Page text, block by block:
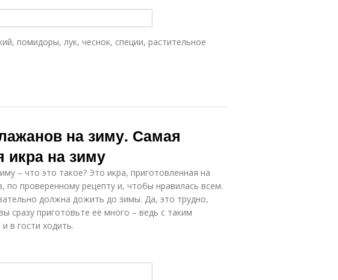
помидоры, лук, чеснок, специи, растительное
на зиму. Самая
икра на зиму
– что это такое? Это икра, приготовленная на
по проверенному рецепту и, чтобы нравилась всем.
должна дожить до зимы. Да, это трудно,
сразу приготовьте её много – ведь с таким
в гости ходить.